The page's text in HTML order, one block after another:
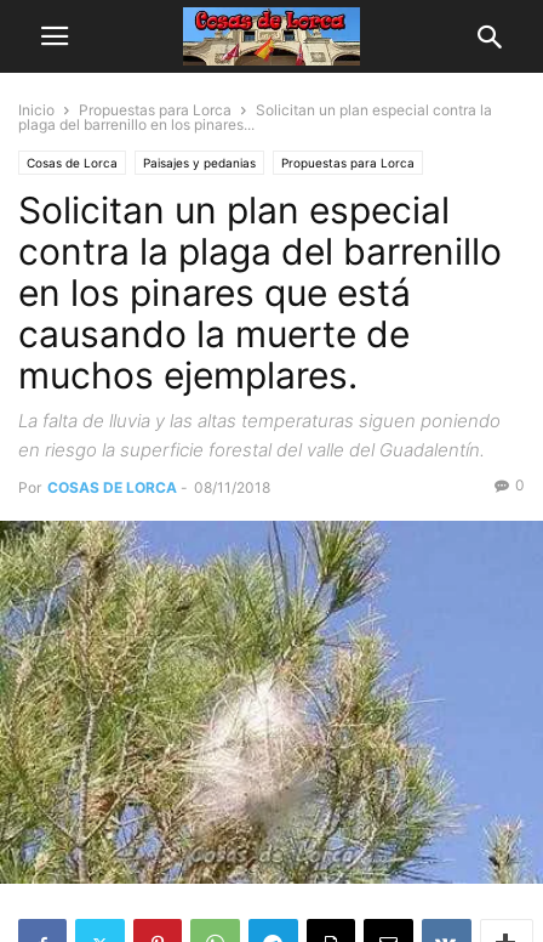
Inicio Propuestas para Lorca
Solicitan un plan especial contra la
plaga del barrenillo en los pinares...
Cosas de Lorca Paisajes y pedanias Propuestas para Lorca
Solicitan un plan especial
contra la plaga del barrenillo
en los pinares que está
causando la muerte de
muchos ejemplares.
La falta de lluvia y las altas temperaturas siguen poniendo
en riesgo la superficie forestal del valle del Guadalentín.
Por COSAS DE LORCA - 08/11/2018 0